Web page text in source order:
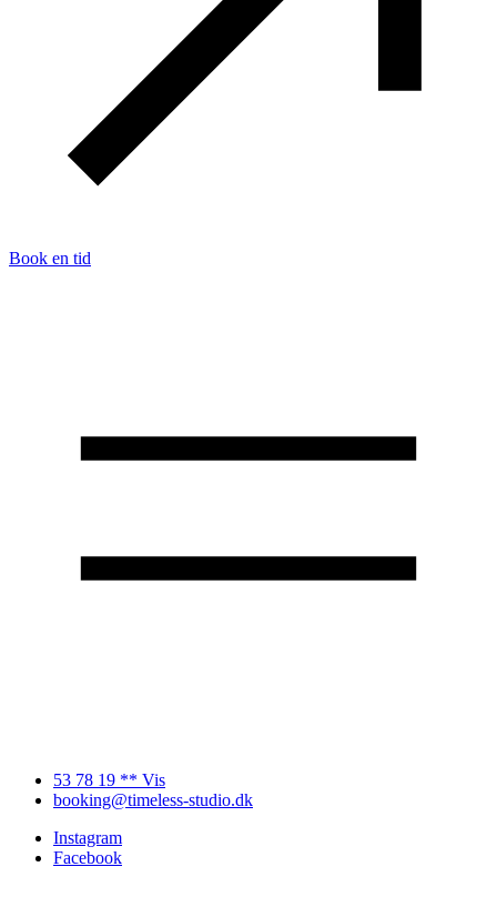
Book en tid
53 78 19 ** Vis
booking@timeless-studio.dk
Instagram
Facebook